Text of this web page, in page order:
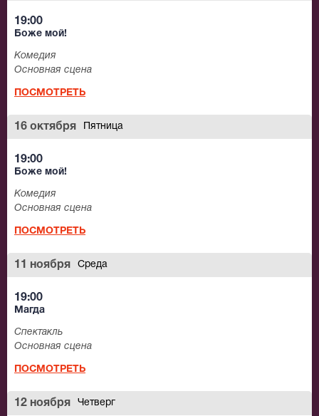
19:00
Боже мой!
Комедия
Основная сцена
ПОСМОТРЕТЬ
16 октября Пятница
19:00
Боже мой!
Комедия
Основная сцена
ПОСМОТРЕТЬ
11 ноября Среда
19:00
Магда
Спектакль
Основная сцена
ПОСМОТРЕТЬ
12 ноября Четверг